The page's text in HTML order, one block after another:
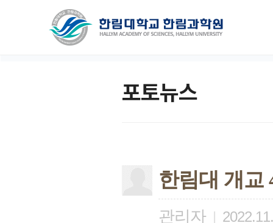
포토뉴스
한림대 개교
관리자 |